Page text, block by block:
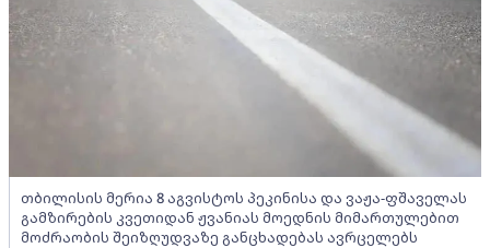
თბილისის მერია 8 აგვისტოს პეკინისა და ვაჟა-ფშაველას
გამზირების კვეთიდან ჟვანიას მოედნის მიმართულებით
მოძრაობის შეიზღუდვაზე განცხადებას ავრცელებს